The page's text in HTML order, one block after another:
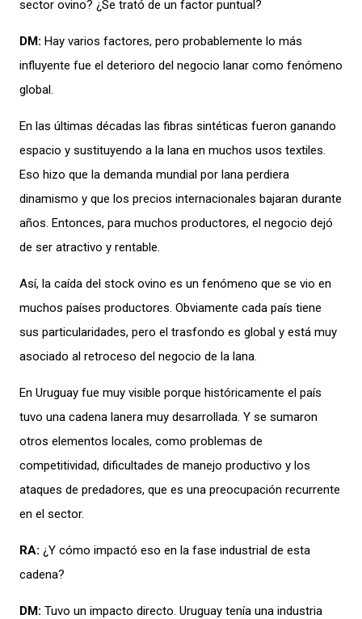
sector ovino? ¿Se trató de un factor puntual?
DM: Hay varios factores, pero probablemente lo más
influyente fue el deterioro del negocio lanar como fenómeno
global.
En las últimas décadas las fibras sintéticas fueron ganando
espacio y sustituyendo a la lana en muchos usos textiles.
Eso hizo que la demanda mundial por lana perdiera
dinamismo y que los precios internacionales bajaran durante
años. Entonces, para muchos productores, el negocio dejó
de ser atractivo y rentable.
Así, la caída del stock ovino es un fenómeno que se vio en
muchos países productores. Obviamente cada país tiene
sus particularidades, pero el trasfondo es global y está muy
asociado al retroceso del negocio de la lana.
En Uruguay fue muy visible porque históricamente el país
tuvo una cadena lanera muy desarrollada. Y se sumaron
otros elementos locales, como problemas de
competitividad, dificultades de manejo productivo y los
ataques de predadores, que es una preocupación recurrente
en el sector.
RA: ¿Y cómo impactó eso en la fase industrial de esta
cadena?
DM: Tuvo un impacto directo. Uruguay tenía una industria